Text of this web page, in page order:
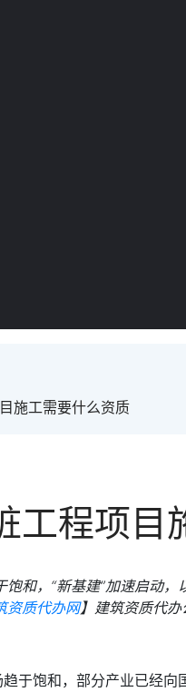
施工需要什么资质
工程项目
饱和，“新基建”加速启动
资质代办网】建筑资质代办
于饱和，部分产业已经